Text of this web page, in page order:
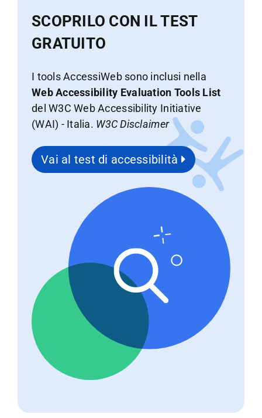
SCOPRILO CON IL TEST
GRATUITO
I tools AccessiWeb sono inclusi nella
Web Accessibility Evaluation Tools List
del W3C Web Accessibility Initiative
(WAI) - Italia. W3C Disclaimer
Vai al test di accessibilità